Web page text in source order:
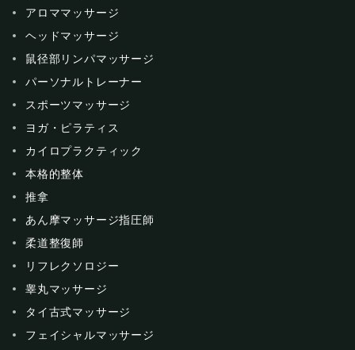
アロママッサージ
ヘッドマッサージ
鼠径部リンパマッサージ
パーソナルトレーナー
スポーツマッサージ
ヨガ・ピラティス
カイロプラクティック
本格的整体
推拿
あん摩マッサージ指圧師
柔道整復師
リフレクソロジー
睾丸マッサージ
タイ古式マッサージ
フェイシャルマッサージ